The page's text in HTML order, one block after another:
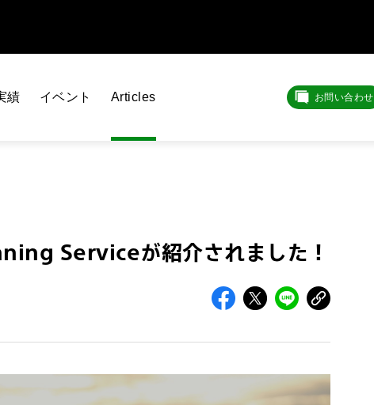
績 イベント Articles お問い合わせ
Serviceが紹介されました！